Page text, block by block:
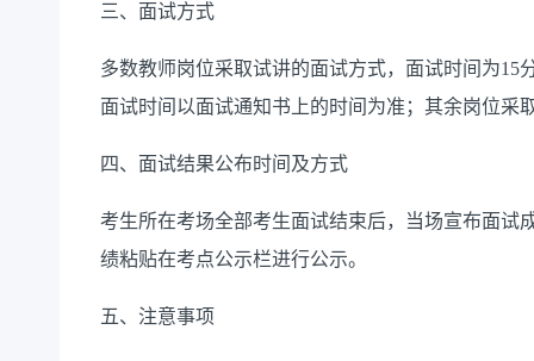
三、面试方式
多数教师岗位采取试讲的面试方式，面试时间为15
面试时间以面试通知书上的时间为准；其余岗位采
四、面试结果公布时间及方式
考生所在考场全部考生面试结束后，当场宣布面试
绩粘贴在考点公示栏进行公示。
五、注意事项